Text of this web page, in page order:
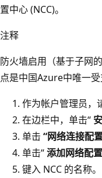
置中心 (NCC)。
注释
防火墙启用（基于子网
点是中国Azure中唯一
作为帐户管理员，
在边栏中，单击“
单击 “网络连接配
单击“添加网络配置
键入 NCC 的名称。